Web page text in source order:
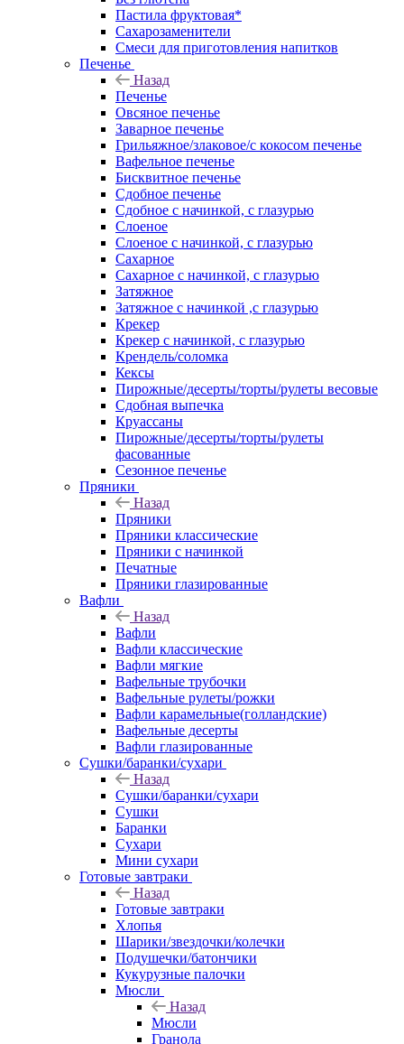
Пастила фруктовая*
Сахарозаменители
Смеси для приготовления напитков
Печенье
Назад
Печенье
Овсяное печенье
Заварное печенье
Грильяжное/злаковое/с кокосом печенье
Вафельное печенье
Бисквитное печенье
Сдобное печенье
Сдобное с начинкой, с глазурью
Слоеное
Слоеное с начинкой, с глазурью
Сахарное
Сахарное с начинкой, с глазурью
Затяжное
Затяжное с начинкой ,с глазурью
Крекер
Крекер с начинкой, с глазурью
Крендель/соломка
Кексы
Пирожные/десерты/торты/рулеты весовые
Сдобная выпечка
Круассаны
Пирожные/десерты/торты/рулеты
фасованные
Сезонное печенье
Пряники
Назад
Пряники
Пряники классические
Пряники с начинкой
Печатные
Пряники глазированные
Вафли
Назад
Вафли
Вафли классические
Вафли мягкие
Вафельные трубочки
Вафельные рулеты/рожки
Вафли карамельные(голландские)
Вафельные десерты
Вафли глазированные
Сушки/баранки/сухари
Назад
Сушки/баранки/сухари
Сушки
Баранки
Сухари
Мини сухари
Готовые завтраки
Назад
Готовые завтраки
Хлопья
Шарики/звездочки/колечки
Подушечки/батончики
Кукурузные палочки
Мюсли
Назад
Мюсли
Гранола